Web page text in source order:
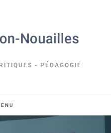
- PÉDAGOGIE